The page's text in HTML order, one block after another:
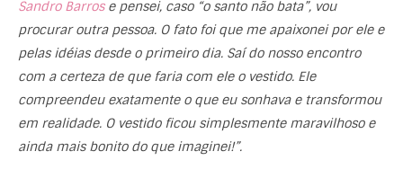
Sandro Barrose pensei, caso “o santo não bata”, vou
procurar outra pessoa. O fato foi que me apaixonei por ele e
pelas idéias desde o primeiro dia. Saí do nosso encontro
com a certeza de que faria com ele o vestido. Ele
compreendeu exatamente o que eu sonhava e transformou
em realidade. O vestido ficou simplesmente maravilhoso e
ainda mais bonito do que imaginei!”.